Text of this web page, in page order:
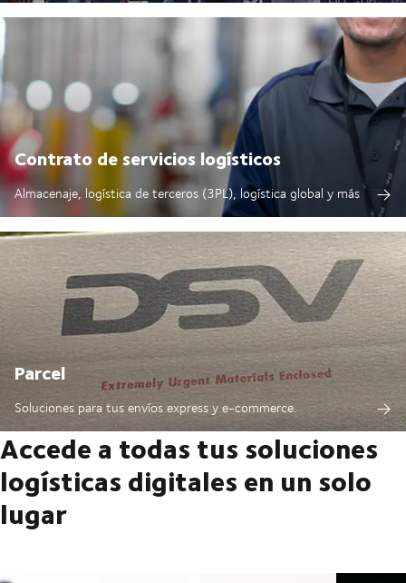
Contrato de servicios logísticos
Almacenaje, logística de terceros (3PL), logística global y más
Parcel
Soluciones para tus envíos express y e-commerce.
Accede a todas tus soluciones
logísticas digitales en un solo
lugar